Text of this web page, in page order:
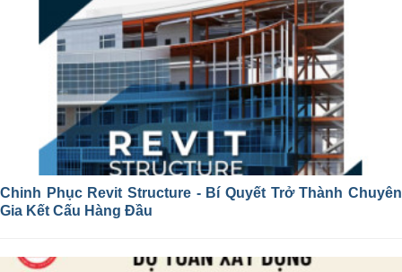
Chinh Phục Revit Structure - Bí Quyết Trở Thành Chuyên
Gia Kết Cấu Hàng Đầu